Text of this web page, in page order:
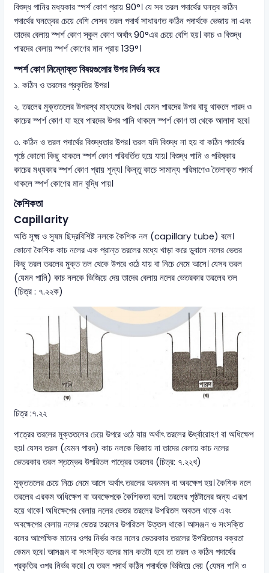
বিশুদ্ধ পানির মধ্যকার স্পর্শ কোণ প্রায় 90°। যে সব তরল পদার্থের ঘনত্ব কঠিন
পদার্থের ঘনত্বের চেয়ে বেশি সেসব তরল পদার্থ সাধারণত কঠিন পদার্থকে ভেজায় না এবং
তাদের বেলায় স্পর্শ কোণ স্কুল কোণ অর্থাৎ 90°এর চেয়ে বেশি হয়। কাচ ও বিশুদ্ধ
পারদের বেলায় স্পর্শ কোণের মান প্রায় 139°।
স্পর্শ কোণ নিম্নোক্ত বিষয়গুলোর উপর নির্ভর করে
১. কঠিন ও তরলের প্রকৃতির উপর।
২. তরলের মুক্ততলের উপরস্থ মাধ্যমের উপর। যেমন পারদের উপর বায়ু থাকলে পারদ ও
কাচের স্পর্শ কোণ যা হবে পারদের উপর পানি থাকলে স্পর্শ কোণ তা থেকে আলাদা হবে।
৩. কঠিন ও তরল পদার্থের বিশুদ্ধতার উপর। তরল যদি বিশুদ্ধ না হয় বা কঠিন পদার্থের
পৃষ্ঠে কোনো কিছু থাকলে স্পর্শ কোণ পরিবর্তিত হয়ে যায়। বিশুদ্ধ পানি ও পরিষ্কার
কাচের মধ্যকার স্পর্শ কোণ প্রায় শূন্য। কিন্তু কাচে সামান্য পরিমাণেও তৈলাক্ত পদার্থ
থাকলে স্পর্শ কোণের মান বৃদ্ধি পায়।
কৈশিকতা
Capillarity
অতি সূক্ষ্ম ও সুষম ছিদ্রবিশিষ্ট নলকে কৈশিক নল (capillary tube) বলে।
কোনো কৈশিক কাচ নলের এক প্রান্ত তরলের মধ্যে খাড়া করে ডুবালে নলের ভেতর
কিছু তরল তরলের মুক্ত তল থেকে উপরে ওঠে যায় বা নিচে নেমে আসে। যেসব তরল
(যেমন পানি) কাচ নলকে ভিজিয়ে দেয় তাদের বেলায় নলের ভেতরকার তরলের তল
(চিত্র : ৭.২২ক)
চিত্র :৭.২২
পাত্রের তরলের মুক্ততলের চেয়ে উপরে ওঠে যায় অর্থাৎ তরলের ঊর্ধ্বারোহণ বা অধিক্ষেপ
হয়। যেসব তরল (যেমন পারদ) কাচ নলকে ভিজায় না তাদের বেলায় কাচ নলের
ভেতরকার তরল স্তম্ভের উপরিতল পাত্রের তরলের (চিত্র: ৭.২২খ)
মুক্ততলের চেয়ে নিচে নেমে আসে অর্থাৎ তরলের অবনমন বা অবক্ষেপ হয়। কৈশিক নলে
তরলের এরকম অধিক্ষেপ বা অবক্ষেপকে কৈশিকতা বলে। তরলের পৃষ্ঠটানের জন্য এরূপ
হয়ে থাকে। অধিক্ষেপের বেলায় নলের ভেতর তরলের উপরিতল অবতল থাকে এবং
অবক্ষেপের বেলায় নলের ভেতর তরলের উপরিতল উত্তল থাকে। আসঞ্জন ও সংসক্তি
বলের আপেক্ষিক মানের ওপর নির্ভর করে নলের ভেতরকার তরলের উপরিতলের বক্রতা
কেমন হবে। আসঞ্জন বা সংসক্তি বলের মান কতটা হবে তা তরল ও কঠিন পদার্থের
প্রকৃতির ওপর নির্ভর করে। যে তরল পদার্থ কঠিন পদার্থকে ভিজিয়ে দেয় (যেমন পানি ও